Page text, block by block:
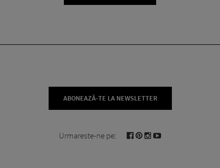
ABONEAZĂ-TE LA NEWSLETTER
Urmareste-ne pe: